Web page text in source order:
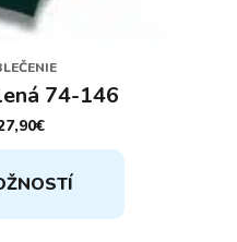
74-146
€
22,20€